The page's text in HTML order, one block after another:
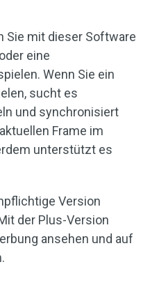
Sie mit dieser Software
eine
Wenn Sie ein
sucht es
und synchronisiert
Frame im
unterstützt es
Version
der Plus-Version
ansehen und auf